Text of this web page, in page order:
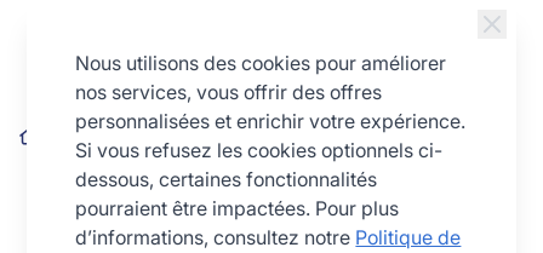
Louche professionnelle - inox - 12 cm - 450 ml
Nous utilisons des cookies pour améliorer
nos services, vous offrir des offres
personnalisées et enrichir votre expérience.
Si vous refusez les cookies optionnels ci-
dessous, certaines fonctionnalités
pourraient être impactées. Pour plus
d’informations, consultez notre Politique de